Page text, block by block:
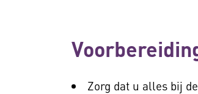
Zorg dat u alles bij